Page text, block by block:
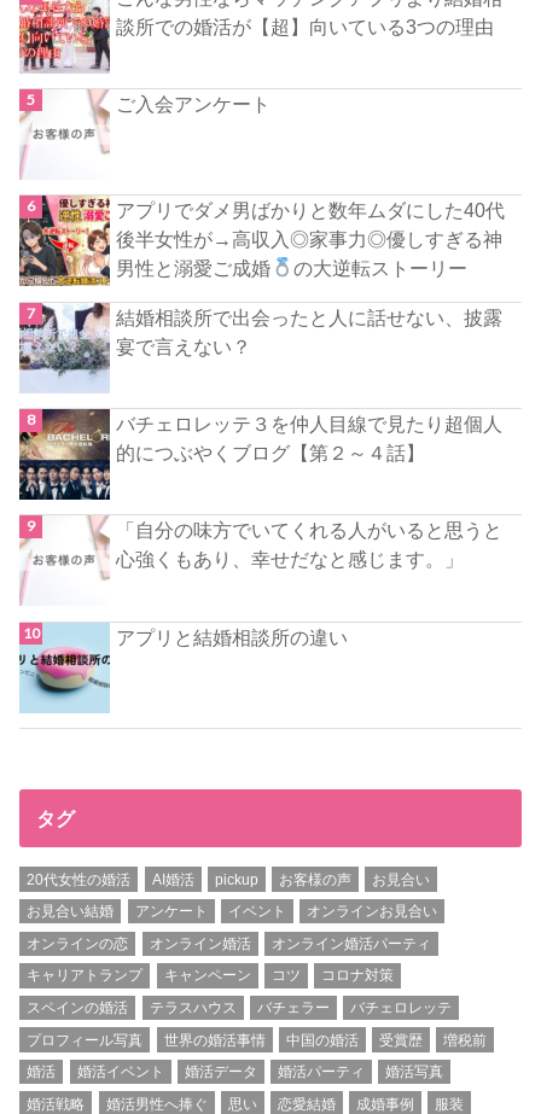
談所での婚活が【超】向いている3つの理由
ご入会アンケート
アプリでダメ男ばかりと数年ムダにした40代
後半女性が→高収入◎家事力◎優しすぎる神
男性と溺愛ご成婚
の大逆転ストーリー
結婚相談所で出会ったと人に話せない、披露
宴で言えない？
バチェロレッテ３を仲人目線で見たり超個人
的につぶやくブログ【第２～４話】
「自分の味方でいてくれる人がいると思うと
心強くもあり、幸せだなと感じます。」
アプリと結婚相談所の違い
タグ
20代女性の婚活 AI婚活 pickup お客様の声
お見合い
お見合い結婚
アンケート イベント
オンラインお見合い
オンラインの恋
オンライン婚活
オンライン婚活パーティ
キャリアトランプ
キャンペーン コツ
コロナ対策
スペインの婚活
テラスハウス バチェラー
バチェロレッテ
プロフィール写真
世界の婚活事情 中国の婚活 受賞歴
増税前
婚活
婚活イベント 婚活データ 婚活パーティ
婚活写真
婚活戦略
婚活男性へ捧ぐ 思い 恋愛結婚 成婚事例
服装